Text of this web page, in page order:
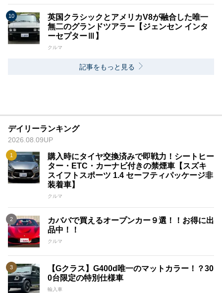
英国クラシックとアメリカV8が融合した唯一
無二のグランドツアラー【ジェンセン インタ
ーセプターⅢ】
クルマ
記事をもっと見る
デイリーランキング
2026.08.09UP
購入時にタイヤ交換済みで即戦力！シートヒー
ター・ETC・カーナビ付きの禁煙車【スズキ
スイフトスポーツ 1.4 セーフティパッケージ非
装着車】
クルマ
カババで買えるオープンカー９選！！お得に出
品中！！
クルマ
【Gクラス】G400d唯一のマットカラー！？30
0台限定の特別仕様車
輸入車